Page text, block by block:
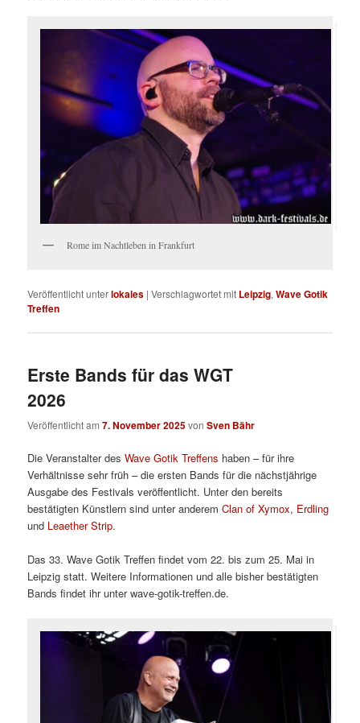
Rome im Nachtleben in Frankfurt
Veröffentlicht unterlokales |Verschlagwortet mit Leipzig,Wave Gotik
Treffen
Erste Bands für das WGT
2026
Veröffentlicht am7. November 2025vonSven Bähr
Die Veranstalter desWave Gotik Treffens haben – für ihre
Verhältnisse sehr früh – die ersten Bands für die nächstjährige
Ausgabe des Festivals veröffentlicht. Unter den bereits
bestätigten Künstlern sind unter anderemClan of Xymox, Erdling
und Leaether Strip.
Das 33. Wave Gotik Treffen findet vom 22. bis zum 25. Mai in
Leipzig statt. Weitere Informationen und alle bisher bestätigten
Bands findet ihr unter wave-gotik-treffen.de.